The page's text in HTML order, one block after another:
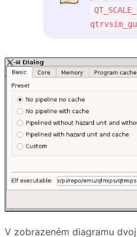
V zobrazeném diagramu